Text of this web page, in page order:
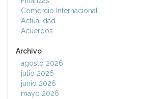
Comercio Internacional
Actualidad
Acuerdos
Archivo
agosto 2026
julio 2026
junio 2026
mayo 2026